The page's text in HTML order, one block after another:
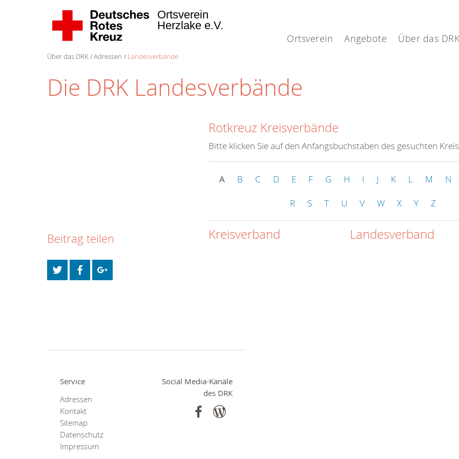
Ortsverein Angebote Über das DRK
Ortsverein
Herzlake e.V.
Über das DRK Adressen Landesverbände
Die DRK Landesverbände
Rotkreuz Kreisverbände
Bitte klicken Sie auf den Anfangsbuchstaben des gesuchten
A B C D E F G H I J K L M N
R S T U V W X Y Z
Kreisverband Landesverband
Beitrag teilen
Service
Adressen
Kontakt
Sitemap
Datenschutz
Impressum
Social Media-Kanäle
des DRK